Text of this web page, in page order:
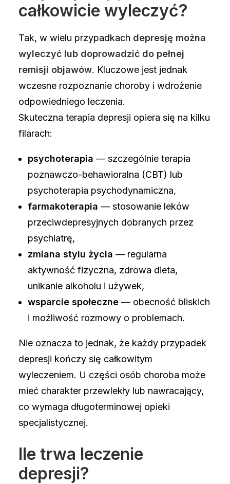
całkowicie wyleczyć?
Tak, w wielu przypadkach depresję można
wyleczyć lub doprowadzić do pełnej
remisji objawów. Kluczowe jest jednak
wczesne rozpoznanie choroby i wdrożenie
odpowiedniego leczenia.
Skuteczna terapia depresji opiera się na kilku
filarach:
psychoterapia — szczególnie terapia
poznawczo-behawioralna (CBT) lub
psychoterapia psychodynamiczna,
farmakoterapia — stosowanie leków
przeciwdepresyjnych dobranych przez
psychiatrę,
zmiana stylu życia — regularna
aktywność fizyczna, zdrowa dieta,
unikanie alkoholu i używek,
wsparcie społeczne — obecność bliskich
i możliwość rozmowy o problemach.
Nie oznacza to jednak, że każdy przypadek
depresji kończy się całkowitym
wyleczeniem. U części osób choroba może
mieć charakter przewlekły lub nawracający,
co wymaga długoterminowej opieki
specjalistycznej.
Ile trwa leczenie
depresji?